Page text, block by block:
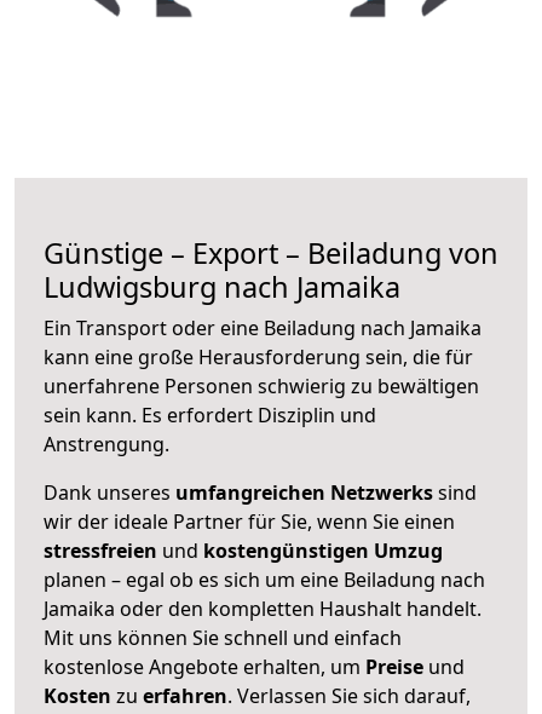
Günstige – Export – Beiladung von
Ludwigsburg nach Jamaika
Ein Transport oder eine Beiladung nach Jamaika
kann eine große Herausforderung sein, die für
unerfahrene Personen schwierig zu bewältigen
sein kann. Es erfordert Disziplin und
Anstrengung.
Dank unseres umfangreichen Netzwerkssind
wir der ideale Partner für Sie, wenn Sie einen
stressfreien und kostengünstigen Umzug
planen – egal ob es sich um eine Beiladung nach
Jamaika oder den kompletten Haushalt handelt.
Mit uns können Sie schnell und einfach
kostenlose Angebote erhalten, um Preise und
Kosten zu erfahren. Verlassen Sie sich darauf,